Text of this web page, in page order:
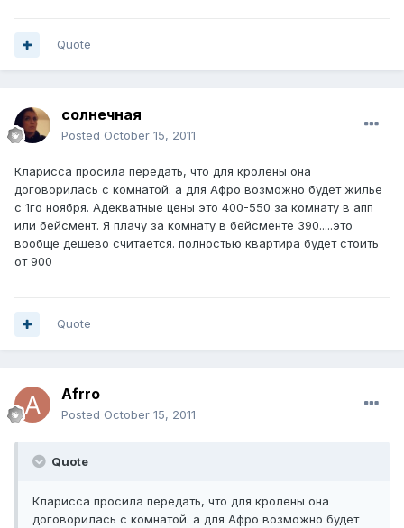
Quote
солнечная
Posted October 15, 2011
Кларисса просила передать, что для кролены она
договорилась с комнатой. а для Афро возможно будет жилье
с 1го ноября. Адекватные цены это 400-550 за комнату в апп
или бейсмент. Я плачу за комнату в бейсменте 390.....это
вообще дешево считается. полностью квартира будет стоить
от 900
Quote
Afrro
Posted October 15, 2011
Quote
Кларисса просила передать, что для кролены она
договорилась с комнатой. а для Афро возможно будет